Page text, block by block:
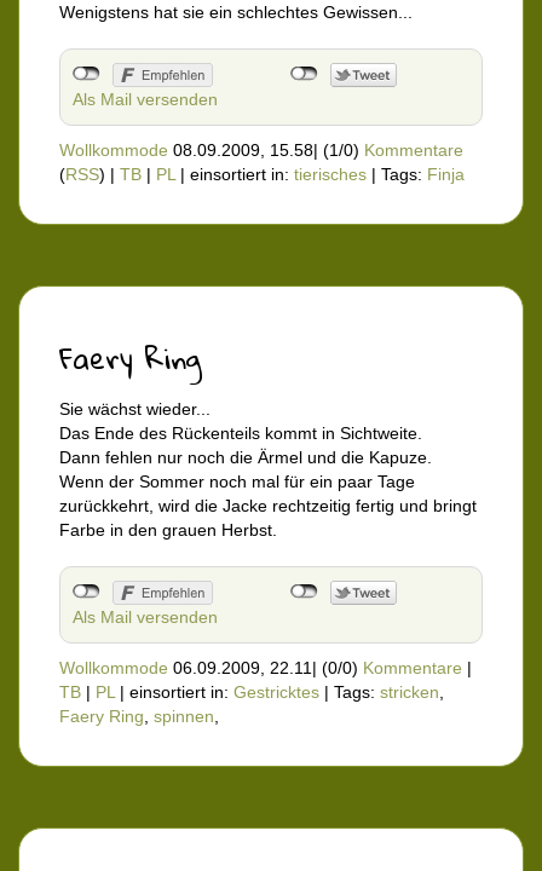
Wenigstens hat sie ein schlechtes Gewissen...
Als Mail versenden
Wollkommode 08.09.2009, 15.58| (1/0) Kommentare
(RSS) | TB | PL | einsortiert in: tierisches | Tags: Finja
Faery Ring
Sie wächst wieder...
Das Ende des Rückenteils kommt in Sichtweite.
Dann fehlen nur noch die Ärmel und die Kapuze.
Wenn der Sommer noch mal für ein paar Tage
zurückkehrt, wird die Jacke rechtzeitig fertig und bringt
Farbe in den grauen Herbst.
Als Mail versenden
Wollkommode 06.09.2009, 22.11 | (0/0) Kommentare |
TB | PL | einsortiert in: Gestricktes | Tags: stricken
Faery Ring spinnen